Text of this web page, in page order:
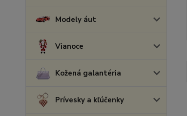
Modely áut
Vianoce
Kožená galantéria
Prívesky a kľúčenky